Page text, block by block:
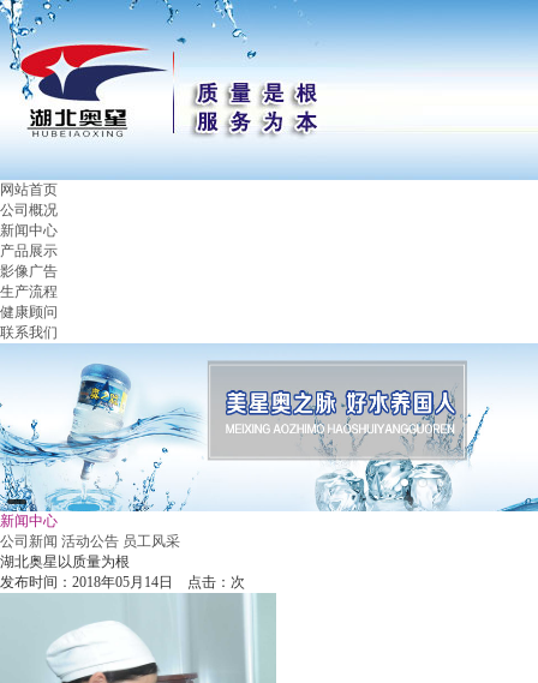
网站首页
公司概况
新闻中心
产品展示
影像广告
生产流程
健康顾问
联系我们
新闻中心
公司新闻 活动公告 员工风采
湖北奥星以质量为根
发布时间：2018年05月14日 点击： 次